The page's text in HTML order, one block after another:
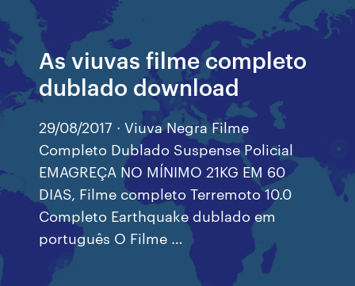
As viuvas filme completo
dublado download
29/08/2017 · Viuva Negra Filme
Completo Dublado Suspense Policial
EMAGREÇA NO MÍNIMO 21KG EM 60
DIAS, Filme completo Terremoto 10.0
Completo Earthquake dublado em
português O Filme …